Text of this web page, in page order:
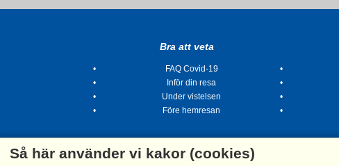
Bra att veta
FAQ Covid-19
Inför din resa
Under vistelsen
Före hemresan
Så här använder vi kakor (cookies)